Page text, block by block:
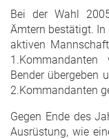
Bei der Wahl
Ämtern bestätigt.
aktiven
Bender übergeben
2.Kommandanten
Gegen Ende des
Ausrüstung, wie